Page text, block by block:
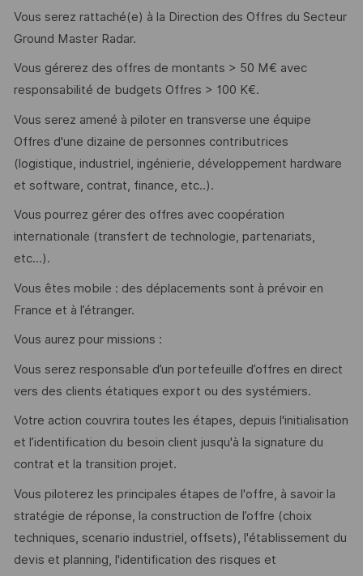
Vous serez rattaché(e) à la Direction des Offres du Secteur
Ground Master Radar.
Vous gérerez des offres de montants > 50 M€ avec
responsabilité de budgets Offres > 100 K€.
Vous serez amené à piloter en transverse une équipe
Offres d'une dizaine de personnes contributrices
(logistique, industriel, ingénierie, développement hardware
et software, contrat, finance, etc..).
Vous pourrez gérer des offres avec coopération
internationale (transfert de technologie, partenariats,
etc...).
Vous êtes mobile : des déplacements sont à prévoir en
France et à l’étranger.
Vous aurez pour missions :
Vous serez responsable d’un portefeuille d’offres en direct
vers des clients étatiques export ou des systémiers.
Votre action couvrira toutes les étapes, depuis l'initialisation
et l’identification du besoin client jusqu'à la signature du
contrat et la transition projet.
Vous piloterez les principales étapes de l'offre, à savoir la
stratégie de réponse, la construction de l’offre (choix
techniques, scenario industriel, offsets), l'établissement du
devis et planning, l'identification des risques et